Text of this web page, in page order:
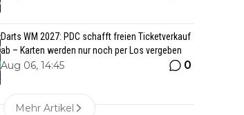
Darts WM 2027: PDC schafft freien Ticketverkauf
ab – Karten werden nur noch per Los vergeben
Aug 06, 14:45 0
Mehr Artikel